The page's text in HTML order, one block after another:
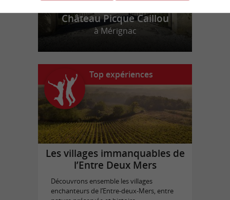
Château Picque Caillou
à Mérignac
Top expériences
Les villages immanquables de
l’Entre Deux Mers
Découvrons ensemble les villages
enchanteurs de l’Entre-deux-Mers, entre